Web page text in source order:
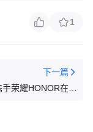
1
下一篇
荣耀HONOR在秘